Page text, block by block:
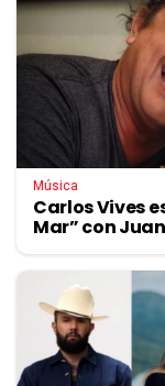
Música
Carlos Vives
Mar” con